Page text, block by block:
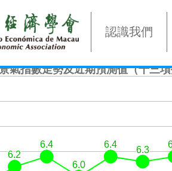
認識我們
氣指數走勢及近期預測值（十三
6.2
6.2
6.4
6.4
6.0
6.0
6.4
6.4 6.3
6.3